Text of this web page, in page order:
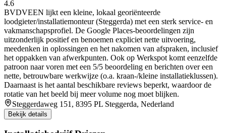
4.6
BVDVEEN lijkt een kleine, lokaal georiënteerde
loodgieter/installatiemonteur (Steggerda) met een sterk service- en
vakmanschapsprofiel. De Google Places-beoordelingen zijn
uitzonderlijk positief en benoemen expliciet nette uitvoering,
meedenken in oplossingen en het nakomen van afspraken, inclusief
het oppakken van afwerkpunten. Ook op Werkspot komt eenzelfde
patroon naar voren met een 5/5 beoordeling en berichten over een
nette, betrouwbare werkwijze (o.a. kraan-/kleine installatieklussen).
Daarnaast is het aantal beschikbare reviews beperkt, waardoor de
rotatie van het beeld bij meer volume nog moet blijken.
Steggerdaweg 151, 8395 PL Steggerda, Nederland
Bekijk details